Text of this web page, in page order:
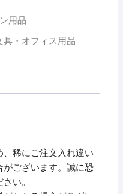
用品
具・オフィス用品
稀にご注文入れ違い
ございます。誠に恐
い。